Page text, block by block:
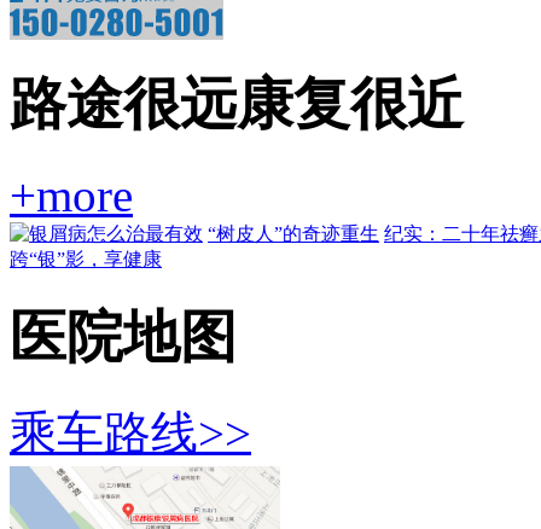
路途很远康复很近
+more
“树皮人”的奇迹重生 纪实：二十年祛
跨“银”影，享健康
医院地图
乘车路线>>